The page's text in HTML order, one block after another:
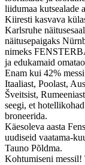
liidumaa kutsealade
Kiiresti kasvava
Karlsruhe
näitusepaigaks
nimeks
ja edukamaid
Enam kui 42%
Itaaliast, Poolast,
Šveitsist,
seegi, et
broneerida.
Käesoleva aasta
uudiseid vaatama-
Tauno Põldma.
Kohtumiseni messil!